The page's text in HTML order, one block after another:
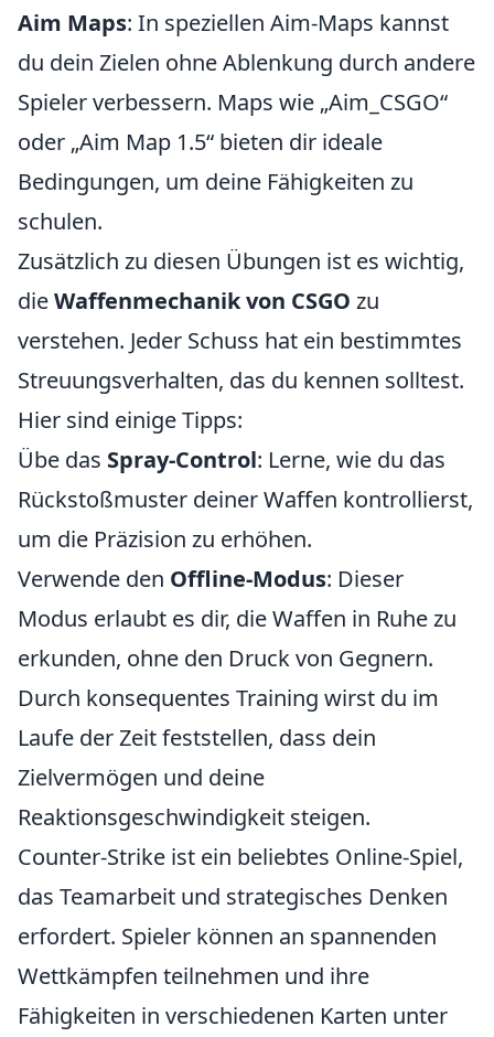
Aim Maps: In speziellen Aim-Maps kannst
du dein Zielen ohne Ablenkung durch andere
Spieler verbessern. Maps wie „Aim_CSGO“
oder „Aim Map 1.5“ bieten dir ideale
Bedingungen, um deine Fähigkeiten zu
schulen.
Zusätzlich zu diesen Übungen ist es wichtig,
dieWaffenmechanik von CSGO zu
verstehen. Jeder Schuss hat ein bestimmtes
Streuungsverhalten, das du kennen solltest.
Hier sind einige Tipps:
Übe das Spray-Control: Lerne, wie du das
Rückstoßmuster deiner Waffen kontrollierst,
um die Präzision zu erhöhen.
Verwende den Offline-Modus: Dieser
Modus erlaubt es dir, die Waffen in Ruhe zu
erkunden, ohne den Druck von Gegnern.
Durch konsequentes Training wirst du im
Laufe der Zeit feststellen, dass dein
Zielvermögen und deine
Reaktionsgeschwindigkeit steigen.
Counter-Strike ist ein beliebtes Online-Spiel,
das Teamarbeit und strategisches Denken
erfordert. Spieler können an spannenden
Wettkämpfen teilnehmen und ihre
Fähigkeiten in verschiedenen Karten unter